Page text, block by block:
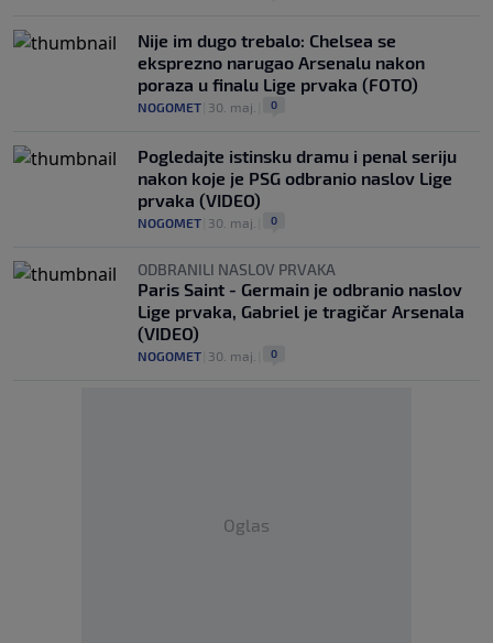
Nije im dugo trebalo: Chelsea se
eksprezno narugao Arsenalu nakon
poraza u finalu Lige prvaka (FOTO)
NOGOMET 30. maj. 0
Pogledajte istinsku dramu i penal seriju
nakon koje je PSG odbranio naslov Lige
prvaka (VIDEO)
NOGOMET 30. maj. 0
ODBRANILI NASLOV PRVAKA
Paris Saint - Germain je odbranio naslov
Lige prvaka, Gabriel je tragičar Arsenala
(VIDEO)
NOGOMET 30. maj. 0
Oglas